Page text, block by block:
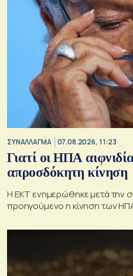
ΣΥΝΑΛΛΑΓΜΑ 07.08.2026, 11:23
Γιατί οι ΗΠΑ
απροσδόκητη κίνηση
Η ΕΚΤ ενημερώθηκε μετά την
προηγούμενο η κίνηση των